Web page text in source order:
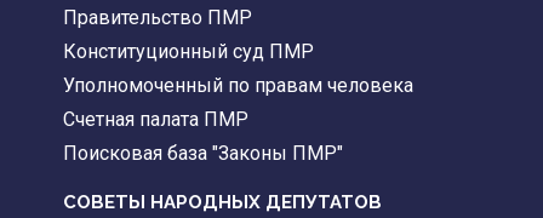
Правительство ПМР
Конституционный суд ПМР
Уполномоченный по правам человека
Счетная палата ПМР
Поисковая база "Законы ПМР"
СОВЕТЫ НАРОДНЫХ ДЕПУТАТОВ